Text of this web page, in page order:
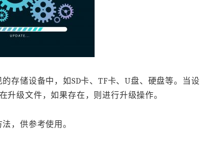
存储设备中，如SD卡、TF卡、U盘、硬盘等。当设
升级文件，如果存在，则进行升级操作。
，供参考使用。